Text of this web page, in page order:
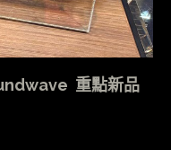
重點新品